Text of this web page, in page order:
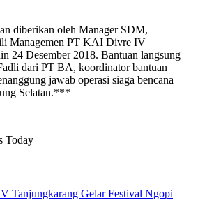
diberikan oleh Manager SDM,
Managemen PT KAI Divre IV
24 Desember 2018. Bantuan langsung
dari PT BA, koordinator bantuan
jawab operasi siaga bencana
Selatan.***
Today